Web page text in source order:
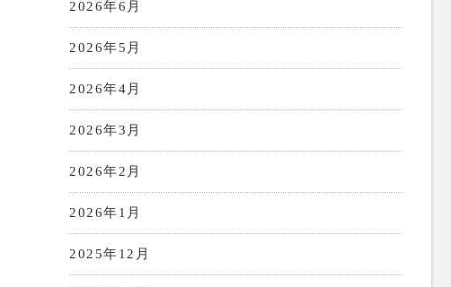
2026年6月
2026年5月
2026年4月
2026年3月
2026年2月
2026年1月
2025年12月